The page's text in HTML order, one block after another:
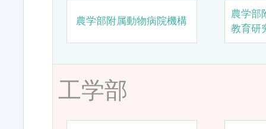
農学部附属動物病院機構
農学部
教育研
工学部